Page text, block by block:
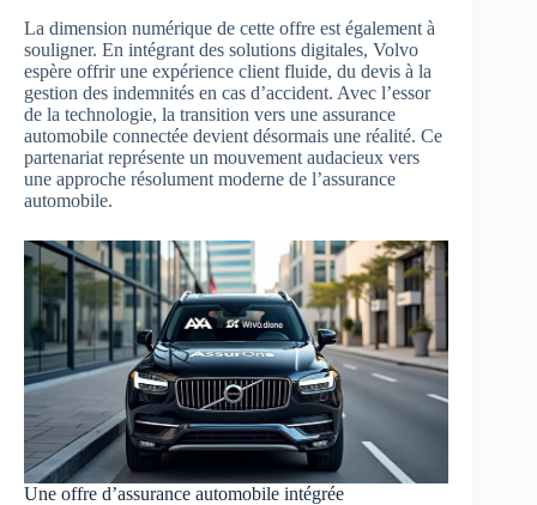
La dimension numérique de cette offre est également à
souligner. En intégrant des solutions digitales, Volvo
espère offrir une expérience client fluide, du devis à la
gestion des indemnités en cas d’accident. Avec l’essor
de la technologie, la transition vers une assurance
automobile connectée devient désormais une réalité. Ce
partenariat représente un mouvement audacieux vers
une approche résolument moderne de l’assurance
automobile.
Une offre d’assurance automobile intégrée